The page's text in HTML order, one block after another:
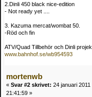
2.Dinli 450 black nice-edition
- Not ready yet ....
3. Kazuma mercat/wombat 50.
-Röd och fin
ATV/Quad Tillbehör och Dinli
www.bahnhof.se/wb954593
mortenwb
« Svar #2 skrivet: 24 januari 2011
21:41:59 »